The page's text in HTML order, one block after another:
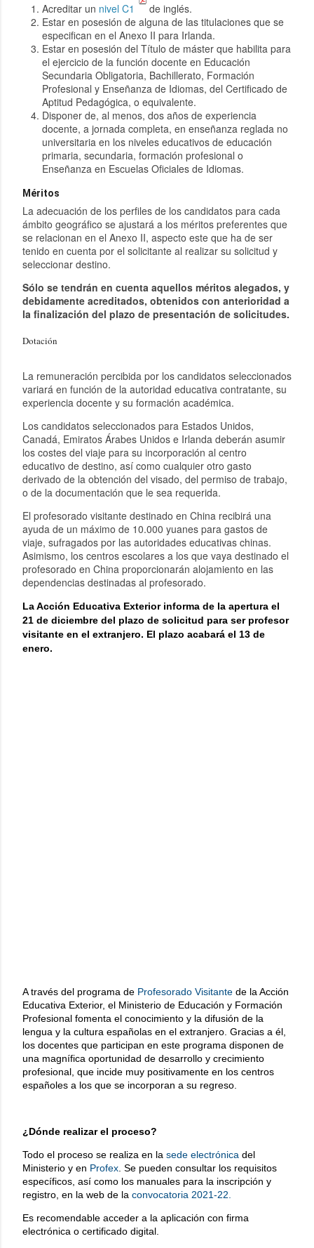
Acreditar un nivel C1
de inglés.
Estar en posesión de alguna de las titulaciones que se
especifican en el Anexo II para Irlanda.
Estar en posesión del Título de máster que habilita para
el ejercicio de la función docente en Educación
Secundaria Obligatoria, Bachillerato, Formación
Profesional y Enseñanza de Idiomas, del Certificado de
Aptitud Pedagógica, o equivalente.
Disponer de, al menos, dos años de experiencia
docente, a jornada completa, en enseñanza reglada no
universitaria en los niveles educativos de educación
primaria, secundaria, formación profesional o
Enseñanza en Escuelas Oficiales de Idiomas.
Méritos
La adecuación de los perfiles de los candidatos para cada
ámbito geográfico se ajustará a los méritos preferentes que
se relacionan en el Anexo II, aspecto este que ha de ser
tenido en cuenta por el solicitante al realizar su solicitud y
seleccionar destino.
Sólo se tendrán en cuenta aquellos méritos alegados, y
debidamente acreditados, obtenidos con anterioridad a
la finalización del plazo de presentación de solicitudes.
Dotación
La remuneración percibida por los candidatos seleccionados
variará en función de la autoridad educativa contratante, su
experiencia docente y su formación académica.
Los candidatos seleccionados para Estados Unidos,
Canadá, Emiratos Árabes Unidos e Irlanda deberán asumir
los costes del viaje para su incorporación al centro
educativo de destino, así como cualquier otro gasto
derivado de la obtención del visado, del permiso de trabajo,
o de la documentación que le sea requerida.
El profesorado visitante destinado en China recibirá una
ayuda de un máximo de 10.000 yuanes para gastos de
viaje, sufragados por las autoridades educativas chinas.
Asimismo, los centros escolares a los que vaya destinado el
profesorado en China proporcionarán alojamiento en las
dependencias destinadas al profesorado.
La Acción Educativa Exterior informa de la apertura el
21 de diciembre del plazo de solicitud para ser profesor
visitante en el extranjero. El plazo acabará el 13 de
enero.
A través del programa de Profesorado Visitante de la Acción
Educativa Exterior, el Ministerio de Educación y Formación
Profesional fomenta el conocimiento y la difusión de la
lengua y la cultura españolas en el extranjero. Gracias a él,
los docentes que participan en este programa disponen de
una magnífica oportunidad de desarrollo y crecimiento
profesional, que incide muy positivamente en los centros
españoles a los que se incorporan a su regreso.
¿Dónde realizar el proceso?
Todo el proceso se realiza en la sede electrónica del
Ministerio y en Profex . Se pueden consultar los requisitos
específicos, así como los manuales para la inscripción y
registro, en la web de la convocatoria 2021-22.
Es recomendable acceder a la aplicación con firma
electrónica o certificado digital.